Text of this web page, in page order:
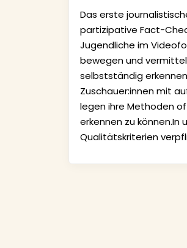
Das erste
partizipative Fact-
Jugendliche im
bewegen und
selbstständig
Zuschauer:innen mit
legen ihre Methoden
erkennen zu können.In
Qualitätskriterien